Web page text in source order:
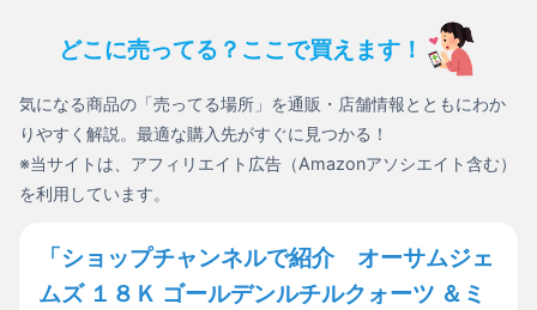
どこに売ってる？ここで買えます！
気になる商品の「売ってる場所」を通販・店舗情報とともにわか
りやすく解説。最適な購入先がすぐに見つかる！
※当サイトは、アフィリエイト広告（Amazonアソシエイト含む）
を利用しています。
「ショップチャンネルで紹介 オーサムジェ
ムズ １８Ｋ ゴールデンルチルクォーツ ＆ミ